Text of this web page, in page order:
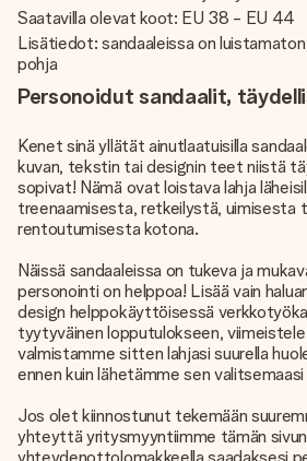
Saatavilla olevat koot: EU 38 - EU 44
Lisätiedot: sandaaleissa on
pohja
Personoidut sandaalit,
Kenet sinä yllätät ainutlaatuisilla
kuvan, tekstin tai designin teet niistä
sopivat! Nämä ovat loistava lahja
treenaamisesta, retkeilystä, uimisesta
rentoutumisesta kotona.
Näissä sandaaleissa on tukeva ja
personointi on helppoa! Lisää vain
design helppokäyttöisessä
tyytyväinen lopputulokseen,
valmistamme sitten lahjasi suurella
ennen kuin lähetämme sen
Jos olet kiinnostunut tekemään
yhteyttä yritysmyyntiimme tämän